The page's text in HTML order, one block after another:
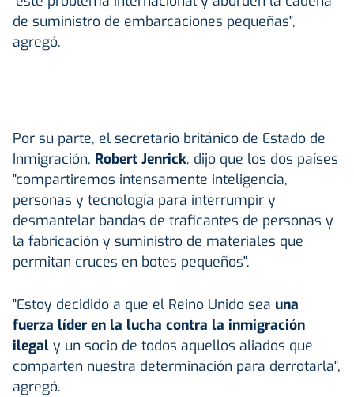
de suministro de embarcaciones pequeñas",
agregó.
Por su parte, el secretario británico de Estado de
Inmigración, Robert Jenrick, dijo que los dos países
"compartiremos intensamente inteligencia,
personas y tecnología para interrumpir y
desmantelar bandas de traficantes de personas y
la fabricación y suministro de materiales que
permitan cruces en botes pequeños".
"Estoy decidido a que el Reino Unido sea una
fuerza líder en la lucha contra la inmigración
ilegal y un socio de todos aquellos aliados que
comparten nuestra determinación para derrotarla",
agregó.